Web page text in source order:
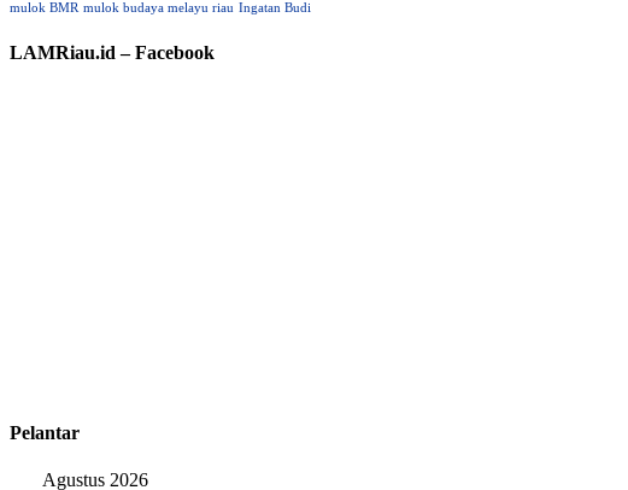
mulok BMR mulok budaya melayu riau Ingatan Budi
LAMRiau.id – Facebook
Pelantar
Agustus 2026